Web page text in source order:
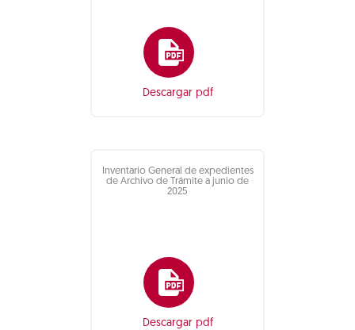
Descargar pdf
Inventario General de expedientes
de Archivo de Trámite a junio de
2025
Descargar pdf